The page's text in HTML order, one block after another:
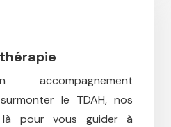
accompagnement
le TDAH, nos
pour vous guider à